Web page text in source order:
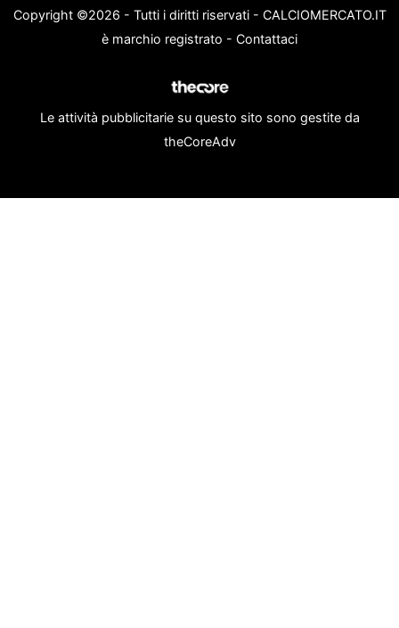
Copyright ©2026 - Tutti i diritti riservati - CALCIOMERCATO.IT
è marchio registrato - Contattaci
Le attività pubblicitarie su questo sito sono gestite da
theCoreAdv